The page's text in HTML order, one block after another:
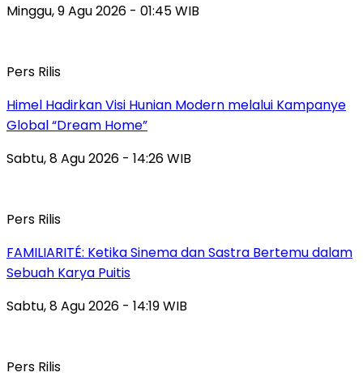
Minggu, 9 Agu 2026 - 01:45 WIB
Pers Rilis
Himel Hadirkan Visi Hunian Modern melalui Kampanye
Global “Dream Home”
Sabtu, 8 Agu 2026 - 14:26 WIB
Pers Rilis
FAMILIARITÉ: Ketika Sinema dan Sastra Bertemu dalam
Sebuah Karya Puitis
Sabtu, 8 Agu 2026 - 14:19 WIB
Pers Rilis